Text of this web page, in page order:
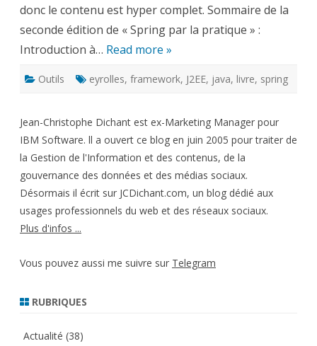
donc le contenu est hyper complet. Sommaire de la
seconde édition de « Spring par la pratique » :
Introduction à… Read more »
Outils eyrolles, framework, J2EE, java, livre, spring
Jean-Christophe Dichant est ex-Marketing Manager pour
IBM Software. ll a ouvert ce blog en juin 2005 pour traiter de
la Gestion de l'Information et des contenus, de la
gouvernance des données et des médias sociaux.
Désormais il écrit sur JCDichant.com, un blog dédié aux
usages professionnels du web et des réseaux sociaux.
Plus d'infos ...
Vous pouvez aussi me suivre sur Telegram
RUBRIQUES
Actualité (38)